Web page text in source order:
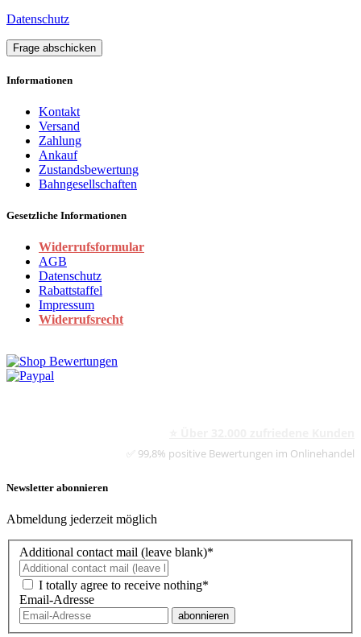
Datenschutz
Frage abschicken
Informationen
Kontakt
Versand
Zahlung
Ankauf
Zustandsbewertung
Bahngesellschaften
Gesetzliche Informationen
Widerrufsformular
AGB
Datenschutz
Rabattstaffel
Impressum
Widerrufsrecht
✅ 99,8% positive Bewertungen im Onlinehandel
Newsletter abonnieren
Abmeldung jederzeit möglich
Additional contact mail (leave blank)*
I totally agree to receive nothing*
Email-Adresse
abonnieren